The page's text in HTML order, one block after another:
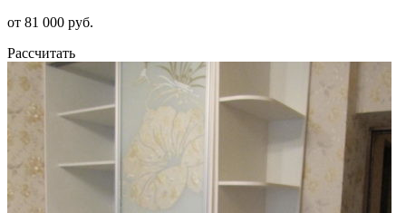
от 81 000 руб.
Рассчитать